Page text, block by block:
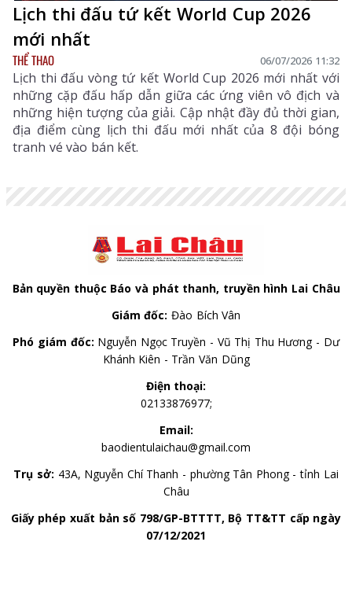
Lịch thi đấu tứ kết World Cup 2026
mới nhất
THỂ THAO 06/07/2026 11:32
Lịch thi đấu vòng tứ kết World Cup 2026 mới nhất với
những cặp đấu hấp dẫn giữa các ứng viên vô địch và
những hiện tượng của giải. Cập nhật đầy đủ thời gian,
địa điểm cùng lịch thi đấu mới nhất của 8 đội bóng
tranh vé vào bán kết.
Bản quyền thuộc Báo và phát thanh, truyền hình Lai Châu
Giám đốc: Đào Bích Vân
Phó giám đốc: Nguyễn Ngọc Truyền - Vũ Thị Thu Hương - Dư
Khánh Kiên - Trần Văn Dũng
Điện thoại:
02133876977;
Email:
baodientulaichau@gmail.com
Trụ sở: 43A, Nguyễn Chí Thanh - phường Tân Phong - tỉnh Lai
Châu
Giấy phép xuất bản số 798/GP-BTTTT, Bộ TT&TT cấp ngày
07/12/2021